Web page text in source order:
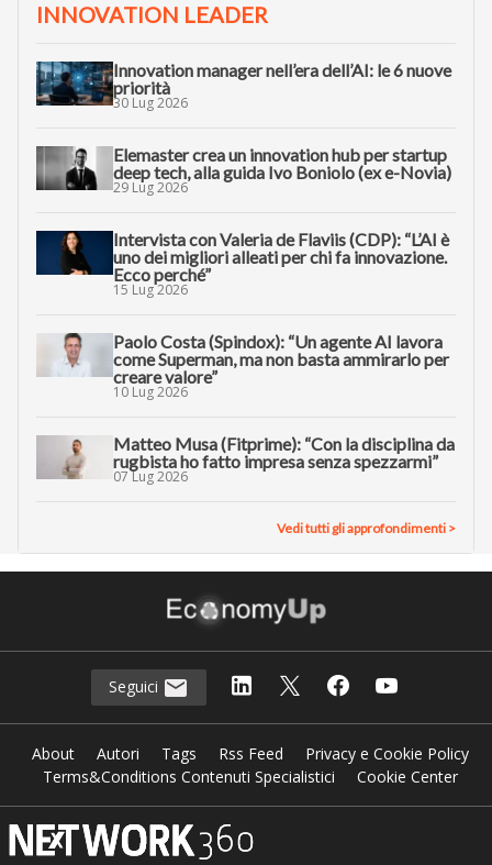
INNOVATION LEADER
Innovation manager nell’era dell’AI: le 6 nuove
priorità
30 Lug 2026
Elemaster crea un innovation hub per startup
deep tech, alla guida Ivo Boniolo (ex e-Novia)
29 Lug 2026
Intervista con Valeria de Flaviis (CDP): “L’AI è
uno dei migliori alleati per chi fa innovazione.
Ecco perché”
15 Lug 2026
Paolo Costa (Spindox): “Un agente AI lavora
come Superman, ma non basta ammirarlo per
creare valore”
10 Lug 2026
Matteo Musa (Fitprime): “Con la disciplina da
rugbista ho fatto impresa senza spezzarmi”
07 Lug 2026
Vedi tutti gli approfondimenti >
Seguici
About Autori Tags Rss Feed
Privacy e Cookie Policy
Terms&Conditions Contenuti Specialistici
Cookie Center